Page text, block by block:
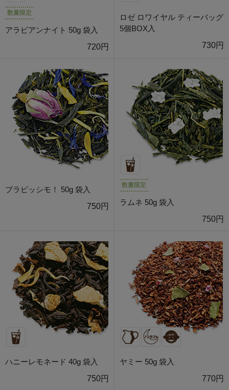
数量限定
アラビアンナイト 50g 袋入
720円
ロゼ ロワイヤル ティーバッグ
5個BOX入
730円
ブラビッシモ！ 50g 袋入
750円
数量限定
ラムネ 50g 袋入
750円
ハニーレモネード 40g 袋入
750円
ヤミー 50g 袋入
770円